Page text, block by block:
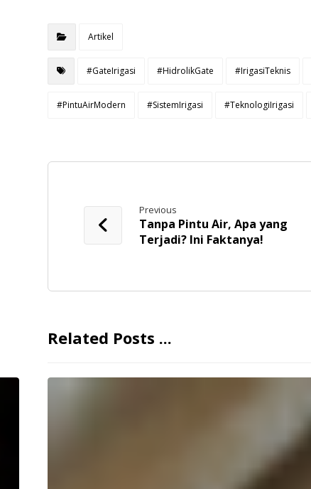
Artikel
#GateIrigasi #HidrolikGate #IrigasiTeknis
#PintuAirModern #SistemIrigasi #TeknologiIrigasi
Previous
Tanpa Pintu Air, Apa yang
Terjadi? Ini Faktanya!
Related Posts ...